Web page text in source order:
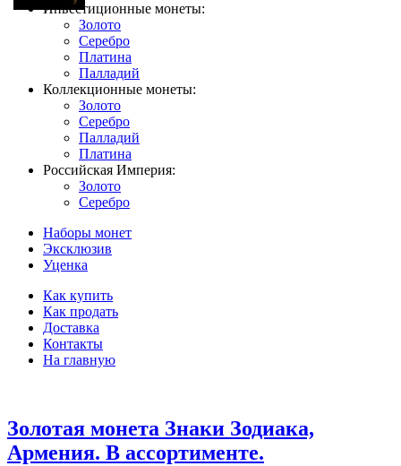
Инвестиционные монеты:
Золото
Серебро
Платина
Палладий
Коллекционные монеты:
Золото
Серебро
Палладий
Платина
Российская Империя:
Золото
Серебро
Наборы монет
Эксклюзив
Уценка
Как купить
Как продать
Доставка
Контакты
На главную
Золотая монета Знаки Зодиака,
Армения. В ассортименте.